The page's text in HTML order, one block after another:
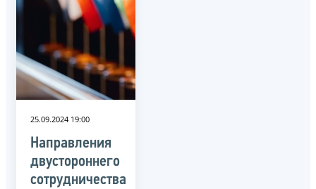
25.09.2024 19:00
Направления
двустороннего
сотрудничества